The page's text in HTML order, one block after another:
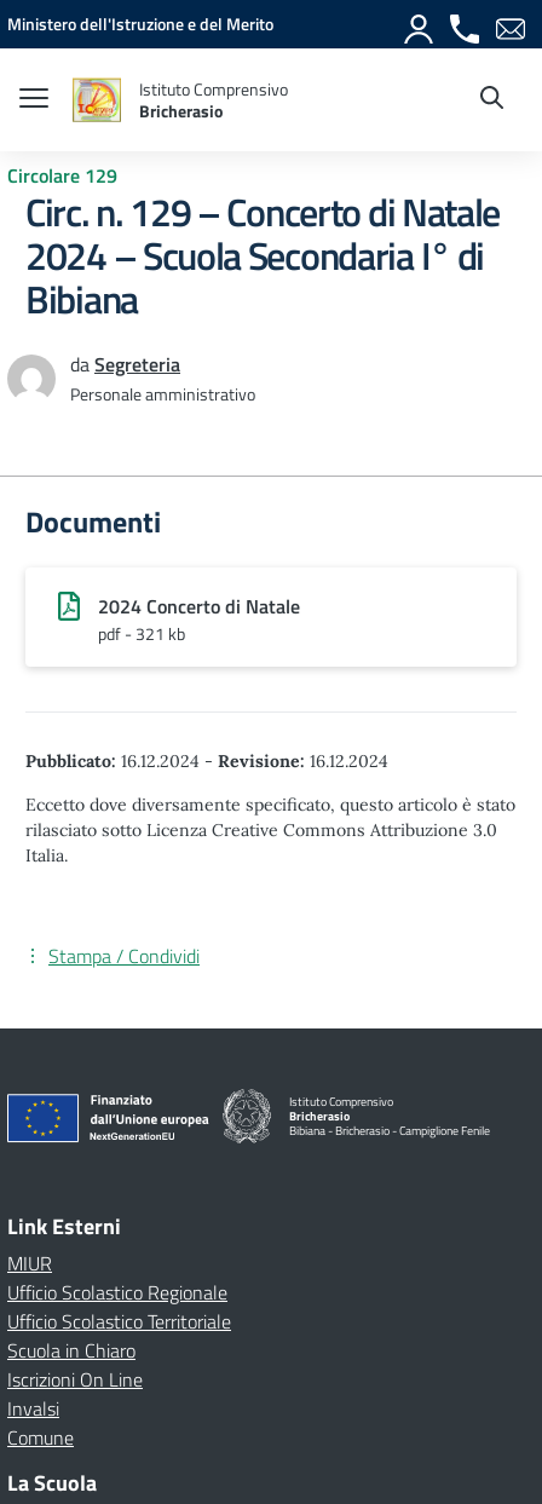
Vai ai contenuti
Vai al menu di navigazione
Vai al footer
Ministero dell'Istruzione e del Merito
Istituto Comprensivo
Bricherasio
Circolare 129
Circ. n. 129 – Concerto di Natale
2024 – Scuola Secondaria I° di
Bibiana
daSegreteria
Personale amministrativo
Documenti
2024 Concerto di Natale
pdf - 321 kb
Pubblicato: 16.12.2024 - Revisione: 16.12.2024
Eccetto dove diversamente specificato, questo articolo è stato
rilasciato sotto Licenza Creative Commons Attribuzione 3.0
Italia.
Stampa / Condividi
Istituto Comprensivo
Bricherasio
Bibiana - Bricherasio - Campiglione Fenile
Link Esterni
MIUR
Ufficio Scolastico Regionale
Ufficio Scolastico Territoriale
Scuola in Chiaro
Iscrizioni On Line
Invalsi
Comune
La Scuola